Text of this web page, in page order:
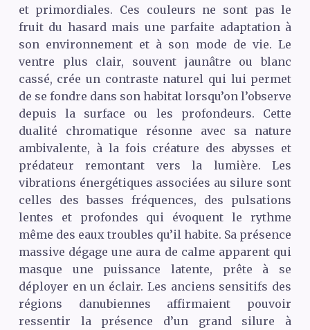
et primordiales. Ces couleurs ne sont pas le
fruit du hasard mais une parfaite adaptation à
son environnement et à son mode de vie. Le
ventre plus clair, souvent jaunâtre ou blanc
cassé, crée un contraste naturel qui lui permet
de se fondre dans son habitat lorsqu’on l’observe
depuis la surface ou les profondeurs. Cette
dualité chromatique résonne avec sa nature
ambivalente, à la fois créature des abysses et
prédateur remontant vers la lumière. Les
vibrations énergétiques associées au silure sont
celles des basses fréquences, des pulsations
lentes et profondes qui évoquent le rythme
même des eaux troubles qu’il habite. Sa présence
massive dégage une aura de calme apparent qui
masque une puissance latente, prête à se
déployer en un éclair. Les anciens sensitifs des
régions danubiennes affirmaient pouvoir
ressentir la présence d’un grand silure à